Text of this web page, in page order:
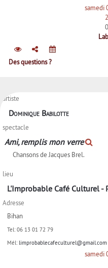
samedi
Des questions ?
artiste
Dominique Babilotte
spectacle
Ami, remplis mon verre
Chansons de Jacques Brel.
lieu
L'Improbable Café Culturel -
Adresse
Bihan
Tel: 06 13 01 72 79
Mél: limprobablecafeculturel@gmail.com
samedi